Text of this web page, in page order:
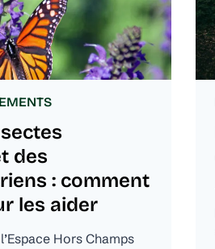
des
: comment
les aider
Hors Champs